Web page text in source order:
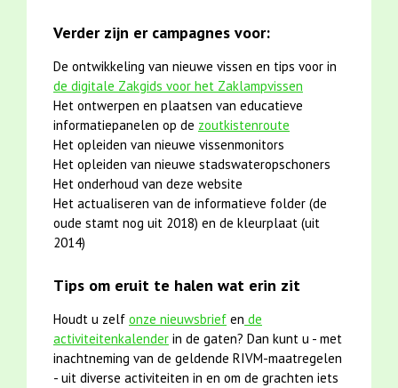
Verder zijn er campagnes voor:
De ontwikkeling van nieuwe vissen en tips voor in
de digitale Zakgids voor het Zaklampvissen
Het ontwerpen en plaatsen van educatieve
informatiepanelen op de zoutkistenroute
Het opleiden van nieuwe vissenmonitors
Het opleiden van nieuwe stadswateropschoners
Het onderhoud van deze website
Het actualiseren van de informatieve folder (de
oude stamt nog uit 2018) en de kleurplaat (uit
2014)
Tips om eruit te halen wat erin zit
Houdt u zelf onze nieuwsbrief en de
activiteitenkalender in de gaten? Dan kunt u - met
inachtneming van de geldende RIVM-maatregelen
- uit diverse activiteiten in en om de grachten iets